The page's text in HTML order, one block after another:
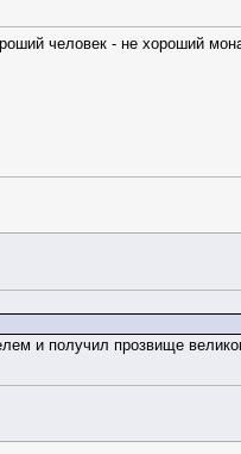
человек - не хороший
и получил прозвище